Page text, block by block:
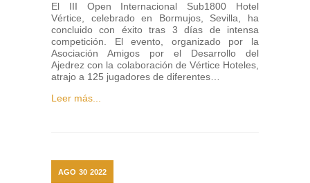
El III Open Internacional Sub1800 Hotel
Vértice, celebrado en Bormujos, Sevilla, ha
concluido con éxito tras 3 días de intensa
competición. El evento, organizado por la
Asociación Amigos por el Desarrollo del
Ajedrez con la colaboración de Vértice Hoteles,
atrajo a 125 jugadores de diferentes…
Leer más...
AGO 30 2022